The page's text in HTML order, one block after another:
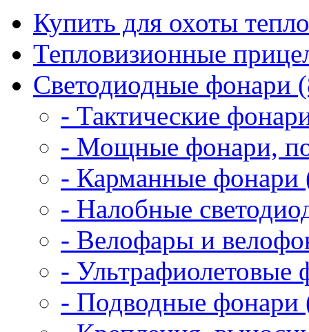
Купить для охоты
Тепловизионные
Светодиодные фонари
- Тактические
- Мощные фонари,
- Карманные фонари
- Налобные
- Велофары и
- Ультрафиолетовые
- Подводные фонари